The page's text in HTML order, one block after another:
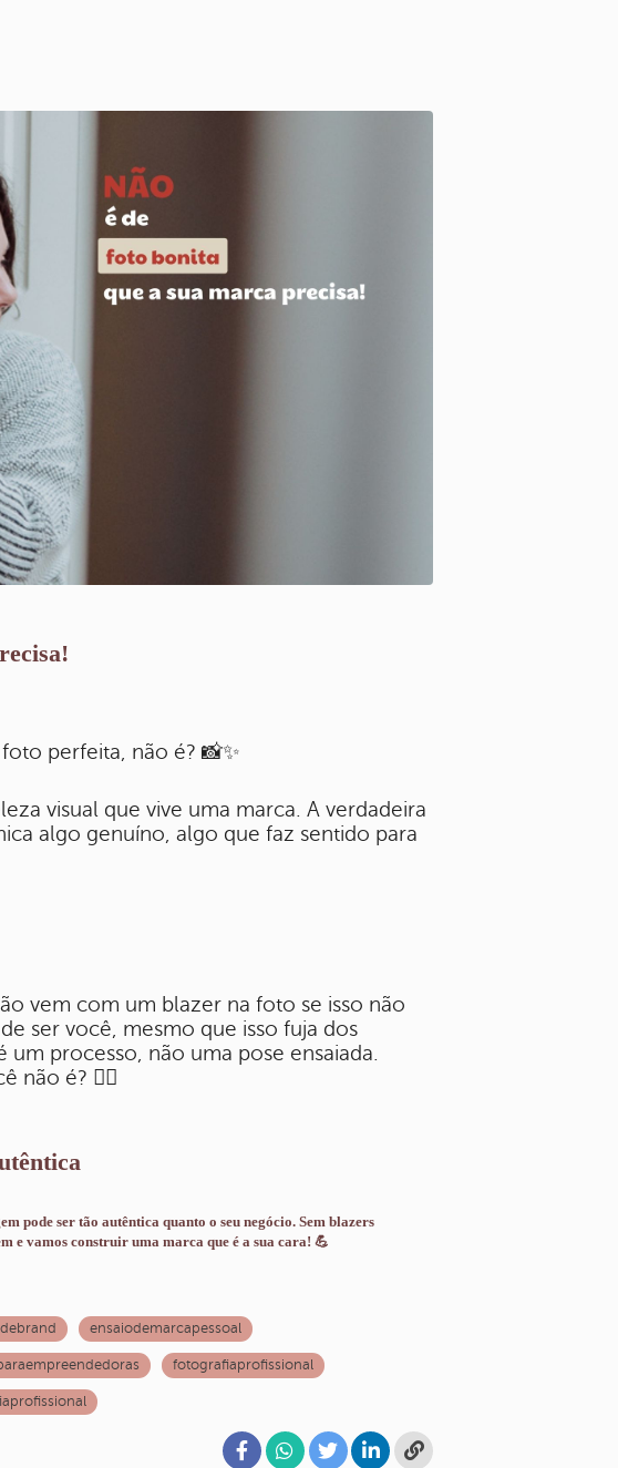
perfeita, não é? 📸✨
visual que vive uma marca. A verdadeira
algo genuíno, algo que faz sentido para
vem com um blazer na foto se isso não
ser você, mesmo que isso fuja dos
processo, não uma pose ensaiada.
não é? 🤷‍♀️
pode ser tão autêntica quanto o seu negócio. Sem blazers
e vamos construir uma marca que é a sua cara! 💪
ensaiodemarcapessoal
fotografiaprofissional